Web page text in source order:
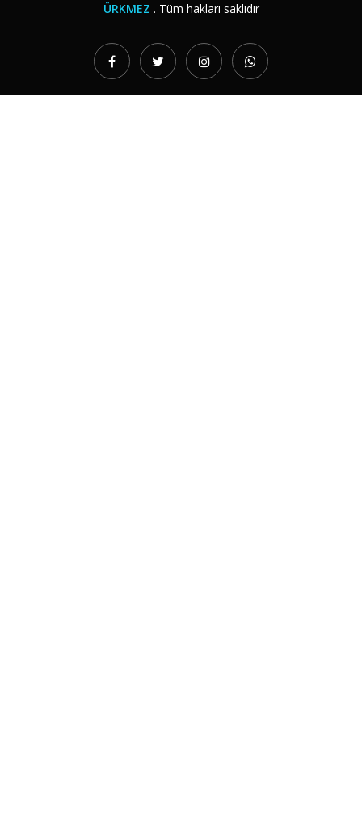
ÜRKMEZ . Tüm hakları saklıdır